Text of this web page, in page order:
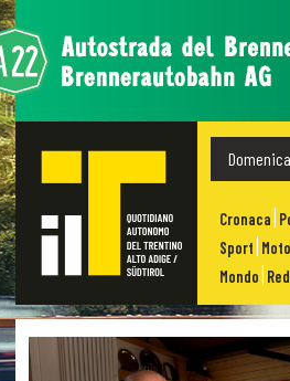
Cronaca
Sport
Mondo